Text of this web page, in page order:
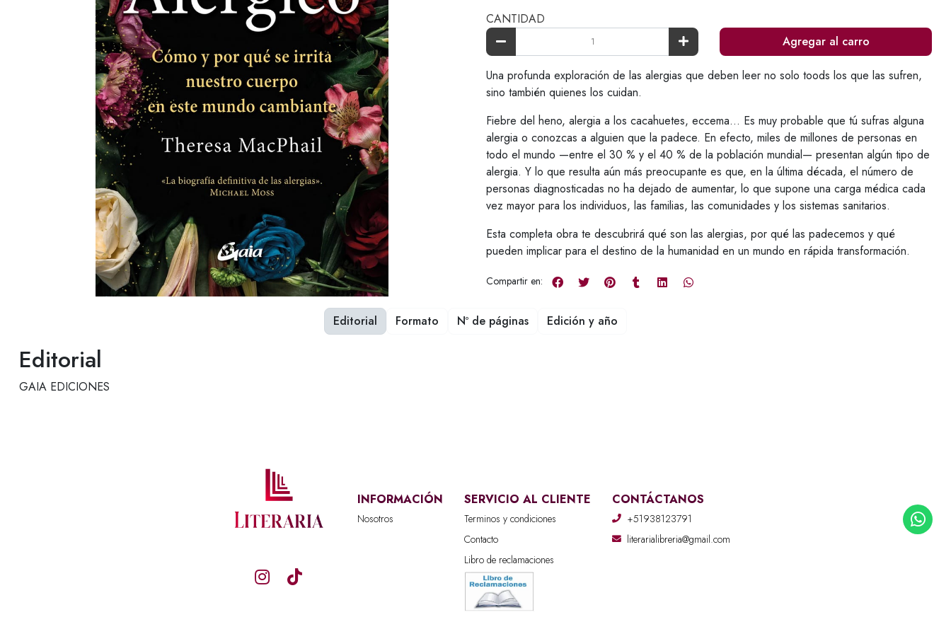
CANTIDAD
Agregar al carro
Una profunda exploración de las alergias que deben leer no solo toods los que las sufren,
sino también quienes los cuidan.
Fiebre del heno, alergia a los cacahuetes, eccema... Es muy probable que tú sufras alguna
alergia o conozcas a alguien que la padece. En efecto, miles de millones de personas en
todo el mundo —entre el 30 % y el 40 % de la población mundial— presentan algún tipo de
alergia. Y lo que resulta aún más preocupante es que, en la última década, el número de
personas diagnosticadas no ha dejado de aumentar, lo que supone una carga médica cada
vez mayor para los individuos, las familias, las comunidades y los sistemas sanitarios.
Esta completa obra te descubrirá qué son las alergias, por qué las padecemos y qué
pueden implicar para el destino de la humanidad en un mundo en rápida transformación.
Compartir en:
Editorial
GAIA EDICIONES
Editorial Formato Nº de páginas Edición y año
INFORMACIÓN
Nosotros
SERVICIO AL CLIENTE
Terminos y condiciones
Contacto
Libro de reclamaciones
CONTÁCTANOS
+51938123791
literarialibreria@gmail.com